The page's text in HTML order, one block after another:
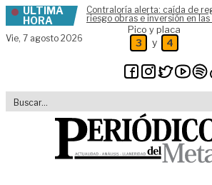
Skip to content
ÚLTIMA
HORA
Contraloría alerta: caída de
riesgo obras e inversión en
Vie, 7 agosto 2026
Pico y placa
3 y 4